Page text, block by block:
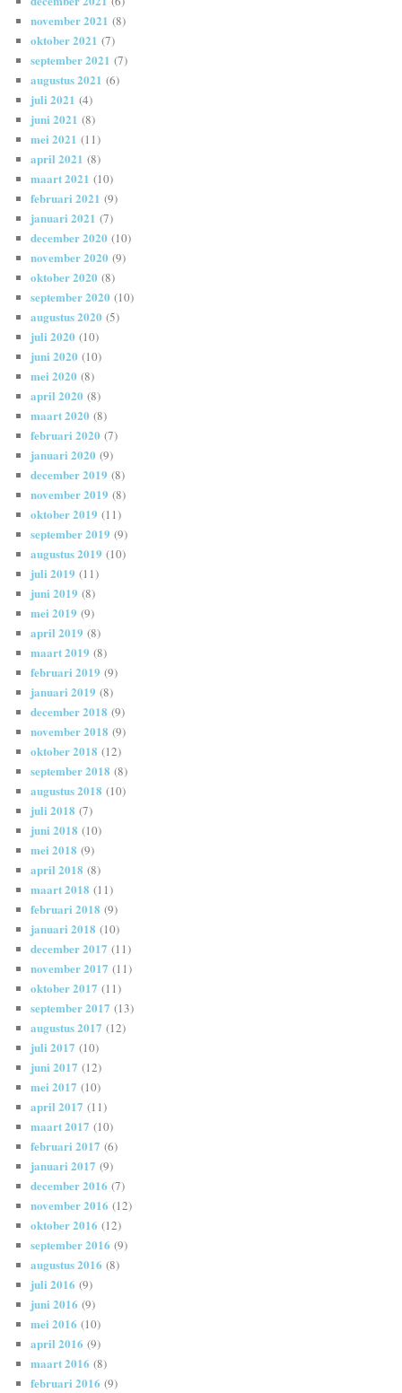
november 2021 (8)
oktober 2021 (7)
september 2021 (7)
augustus 2021 (6)
juli 2021 (4)
juni 2021 (8)
mei 2021 (11)
april 2021 (8)
maart 2021 (10)
februari 2021 (9)
januari 2021 (7)
december 2020 (10)
november 2020 (9)
oktober 2020 (8)
september 2020 (10)
augustus 2020 (5)
juli 2020 (10)
juni 2020 (10)
mei 2020 (8)
april 2020 (8)
maart 2020 (8)
februari 2020 (7)
januari 2020 (9)
december 2019 (8)
november 2019 (8)
oktober 2019 (11)
september 2019 (9)
augustus 2019 (10)
juli 2019 (11)
juni 2019 (8)
mei 2019 (9)
april 2019 (8)
maart 2019 (8)
februari 2019 (9)
januari 2019 (8)
december 2018 (9)
november 2018 (9)
oktober 2018 (12)
september 2018 (8)
augustus 2018 (10)
juli 2018 (7)
juni 2018 (10)
mei 2018 (9)
april 2018 (8)
maart 2018 (11)
februari 2018 (9)
januari 2018 (10)
december 2017 (11)
november 2017 (11)
oktober 2017 (11)
september 2017 (13)
augustus 2017 (12)
juli 2017 (10)
juni 2017 (12)
mei 2017 (10)
april 2017 (11)
maart 2017 (10)
februari 2017 (6)
januari 2017 (9)
december 2016 (7)
november 2016 (12)
oktober 2016 (12)
september 2016 (9)
augustus 2016 (8)
juli 2016 (9)
juni 2016 (9)
mei 2016 (10)
april 2016 (9)
maart 2016 (8)
februari 2016 (9)